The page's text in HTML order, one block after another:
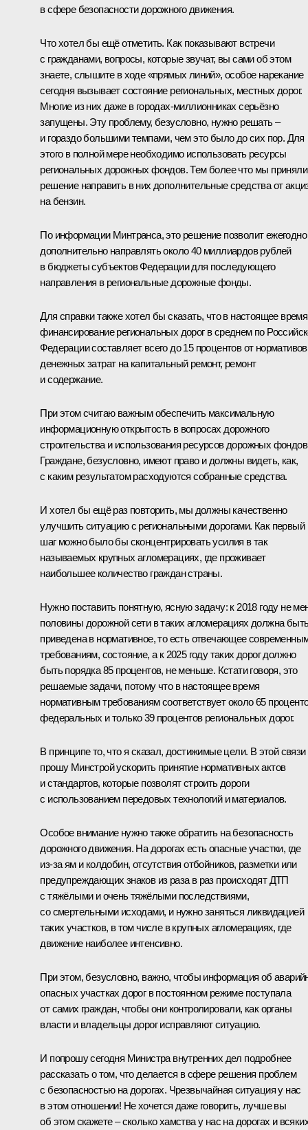
в сфере безопасности дорожного движения.
Что хотел бы ещё отметить. Как показывают встречи
с гражданами, вопросы, которые звучат, вы сами об этом
знаете, слышите в ходе «прямых линий», особое нарекание
сегодня вызывает состояние региональных, местных дорог.
Многие из них даже в городах-миллионниках серьёзно
запущены. Эту проблему, безусловно, нужно решать –
и гораздо большими темпами, чем это было до сих пор. Для
этого в полной мере необходимо использовать ресурсы
региональных дорожных фондов. Тем более что мы приняли
решение направить в них дополнительные средства от
на бензин.
По информации Минтранса, это решение позволит ежегодно
дополнительно направлять около 40 миллиардов рублей
в бюджеты субъектов Федерации для последующего
направления в региональные дорожные фонды.
Для справки также хотел бы сказать, что в настоящее время
финансирование региональных дорог в среднем по
Федерации составляет всего до 15 процентов от нормативов
денежных затрат на капитальный ремонт, ремонт
и содержание.
При этом считаю важным обеспечить максимальную
информационную открытость в вопросах дорожного
строительства и использования ресурсов дорожных
Граждане, безусловно, имеют право и должны видеть, как,
с каким результатом расходуются собранные средства.
И хотел бы ещё раз повторить, мы должны качественно
улучшить ситуацию с региональными дорогами. Как первый
шаг можно было бы сконцентрировать усилия в так
называемых крупных агломерациях, где проживает
наибольшее количество граждан страны.
Нужно поставить понятную, ясную задачу: к 2018 году не
половины дорожной сети в таких агломерациях должна
приведена в нормативное, то есть отвечающее
требованиям, состояние, а к 2025 году таких дорог должно
быть порядка 85 процентов, не меньше. Кстати говоря, это
решаемые задачи, потому что в настоящее время
нормативным требованиям соответствует около 65
федеральных и только 39 процентов региональных дорог.
В принципе то, что я сказал, достижимые цели. В этой связи
прошу Минстрой ускорить принятие нормативных актов
и стандартов, которые позволят строить дороги
с использованием передовых технологий и материалов.
Особое внимание нужно также обратить на безопасность
дорожного движения. На дорогах есть опасные участки, где
из‑за ям и колдобин, отсутствия отбойников, разметки или
предупреждающих знаков из раза в раз происходят ДТП
с тяжёлыми и очень тяжёлыми последствиями,
со смертельными исходами, и нужно заняться ликвидацией
таких участков, в том числе в крупных агломерациях, где
движение наиболее интенсивно.
При этом, безусловно, важно, чтобы информация об
опасных участках дорог в постоянном режиме поступала
от самих граждан, чтобы они контролировали, как органы
власти и владельцы дорог исправляют ситуацию.
И попрошу сегодня Министра внутренних дел подробнее
рассказать о том, что делается в сфере решения проблем
с безопасностью на дорогах. Чрезвычайная ситуация у нас
в этом отношении! Не хочется даже говорить, лучше вы
об этом скажете – сколько хамства у нас на дорогах и